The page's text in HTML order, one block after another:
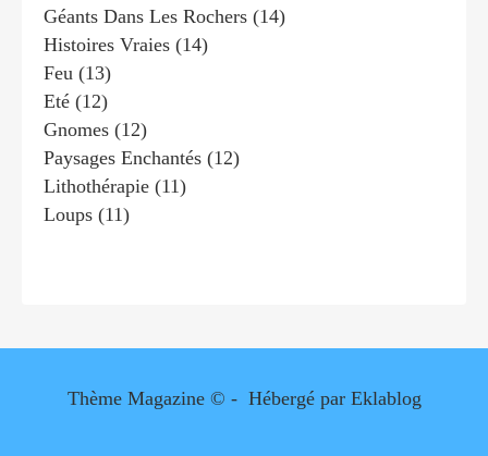
Géants Dans Les Rochers (14)
Histoires Vraies (14)
Feu (13)
Eté (12)
Gnomes (12)
Paysages Enchantés (12)
Lithothérapie (11)
Loups (11)
Thème Magazine © - Hébergé par Eklablog